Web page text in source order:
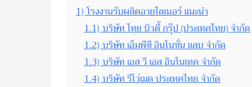
1) โรงงานรับผลิตอายไลเนอร์ แนะนำ
1.1) บริษัท ไทย บิวตี้ กรุ๊ป (ประเทศไทย) จำกัด
1.2) บริษัท เอ็มพีซี อินโนชั่น แลบ จำกัด
1.3) บริษัท เอส วี เอส อินโนเทค จำกัด
1.4) บริษัท รีโว่เมด ประเทศไทย จำกัด